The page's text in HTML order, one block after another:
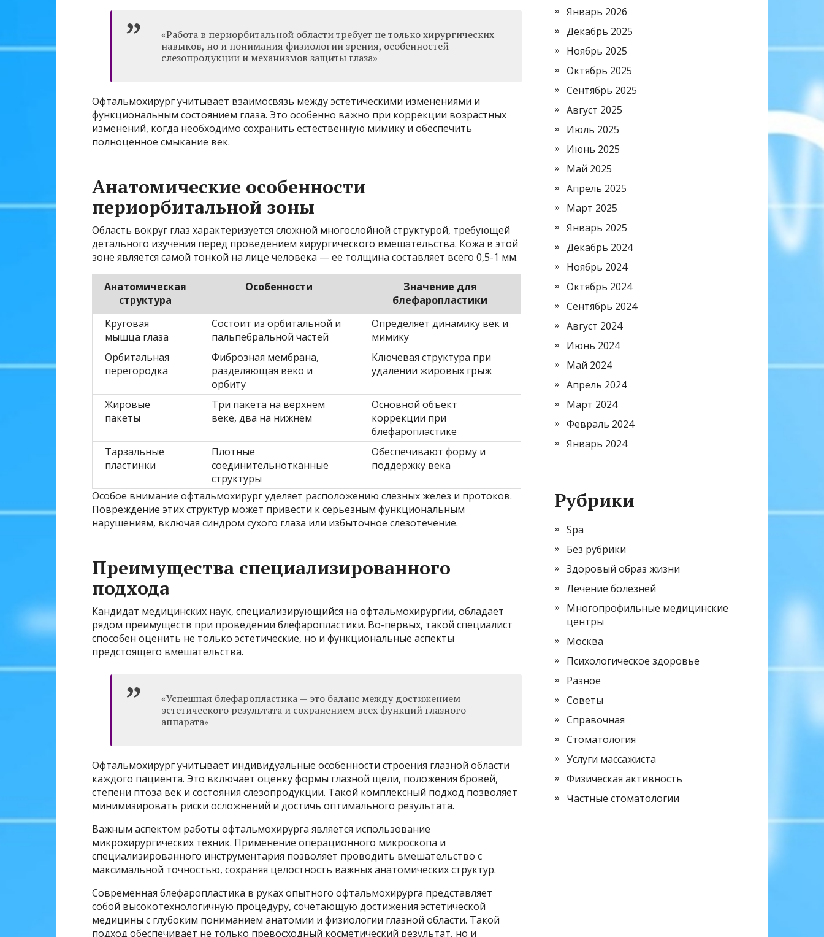
«Работа в периорбитальной области требует не только хирургических
навыков, но и понимания физиологии зрения, особенностей
слезопродукции и механизмов защиты глаза»
Офтальмохирург учитывает взаимосвязь между эстетическими изменениями и
функциональным состоянием глаза. Это особенно важно при коррекции возрастных
изменений, когда необходимо сохранить естественную мимику и обеспечить
полноценное смыкание век.
Анатомические особенности
периорбитальной зоны
Область вокруг глаз характеризуется сложной многослойной структурой, требующей
детального изучения перед проведением хирургического вмешательства. Кожа в этой
зоне является самой тонкой на лице человека — ее толщина составляет всего 0,5-1 мм.
Анатомическая
структура
Особенности
Значение для
блефаропластики
Круговая
мышца глаза
Состоит из орбитальной и
пальпебральной частей
Определяет динамику век и
мимику
Орбитальная
перегородка
Фиброзная мембрана,
разделяющая веко и
орбиту
Ключевая структура при
удалении жировых грыж
Жировые
пакеты
Три пакета на верхнем
веке, два на нижнем
Основной объект
коррекции при
блефаропластике
Тарзальные
пластинки
Плотные
соединительнотканные
структуры
Обеспечивают форму и
поддержку века
Особое внимание офтальмохирург уделяет расположению слезных желез и протоков.
Повреждение этих структур может привести к серьезным функциональным
нарушениям, включая синдром сухого глаза или избыточное слезотечение.
Преимущества специализированного
подхода
Кандидат медицинских наук, специализирующийся на офтальмохирургии, обладает
рядом преимуществ при проведении блефаропластики. Во-первых, такой специалист
способен оценить не только эстетические, но и функциональные аспекты
предстоящего вмешательства.
«Успешная блефаропластика — это баланс между достижением
эстетического результата и сохранением всех функций глазного
аппарата»
Офтальмохирург учитывает индивидуальные особенности строения глазной области
каждого пациента. Это включает оценку формы глазной щели, положения бровей,
степени птоза век и состояния слезопродукции. Такой комплексный подход позволяет
минимизировать риски осложнений и достичь оптимального результата.
Важным аспектом работы офтальмохирурга является использование
микрохирургических техник. Применение операционного микроскопа и
специализированного инструментария позволяет проводить вмешательство с
максимальной точностью, сохраняя целостность важных анатомических структур.
Современная блефаропластика в руках опытного офтальмохирурга представляет
собой высокотехнологичную процедуру, сочетающую достижения эстетической
медицины с глубоким пониманием анатомии и физиологии глазной области. Такой
подход обеспечивает не только превосходный косметический результат, но и
Январь 2026
Декабрь 2025
Ноябрь 2025
Октябрь 2025
Сентябрь 2025
Август 2025
Июль 2025
Июнь 2025
Май 2025
Апрель 2025
Март 2025
Январь 2025
Декабрь 2024
Ноябрь 2024
Октябрь 2024
Сентябрь 2024
Август 2024
Июнь 2024
Май 2024
Апрель 2024
Март 2024
Февраль 2024
Январь 2024
Рубрики
Spa
Без рубрики
Здоровый образ жизни
Лечение болезней
Многопрофильные медицинские
центры
Москва
Психологическое здоровье
Разное
Советы
Справочная
Стоматология
Услуги массажиста
Физическая активность
Частные стоматологии